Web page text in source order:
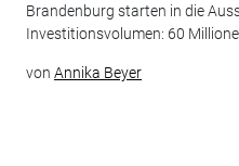
Brandenburg starten in die
Investitionsvolumen: 60
von Annika Beyer